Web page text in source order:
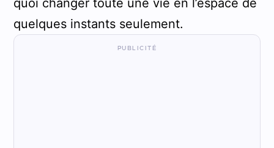
quelques instants seulement.